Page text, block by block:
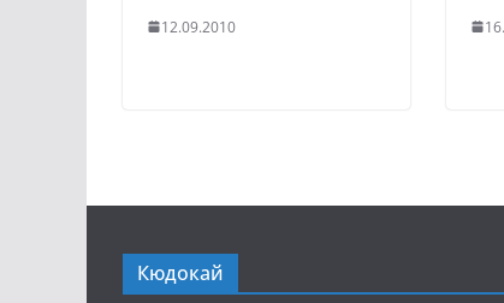
12.09.2010
Кюдокай